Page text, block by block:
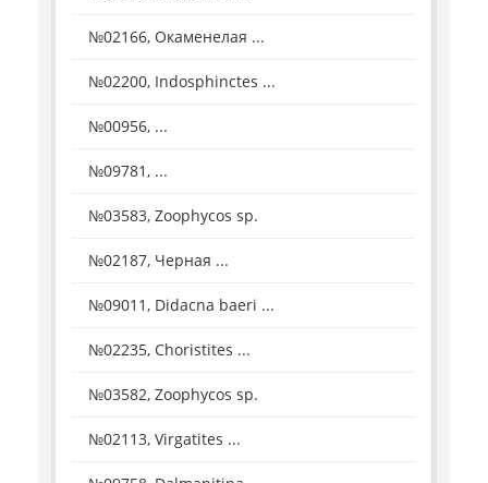
№02166, Окаменелая ...
№02200, Indosphinctes ...
№00956, ...
№09781, ...
№03583, Zoophycos sp.
№02187, Черная ...
№09011, Didacna baeri ...
№02235, Choristites ...
№03582, Zoophycos sp.
№02113, Virgatites ...